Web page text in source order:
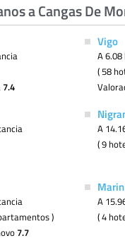
a Cangas De
7.4
Vigo
A
( 58
A
( 9
)
7.7
Marin
A
( 4